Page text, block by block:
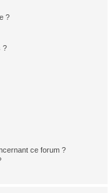
?
?
ce forum ?